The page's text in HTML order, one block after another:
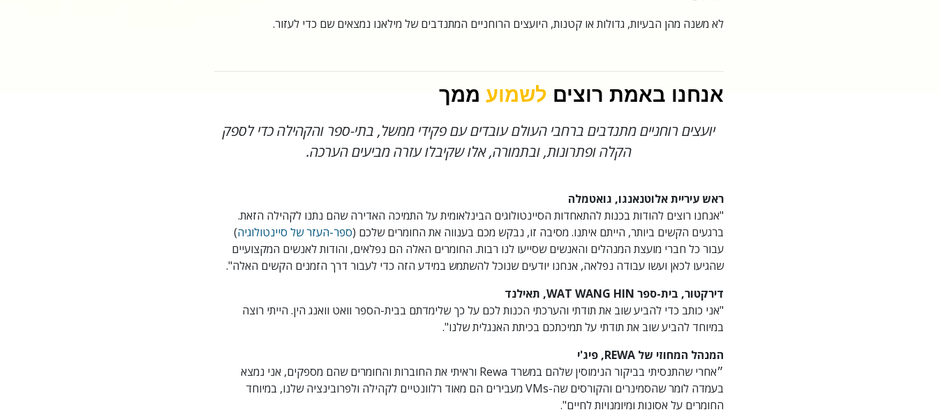
לא משנה מהן הבעיות, גדולות או קטנות, היועצים הרוחניים המתנדבים של מילאנו נמצאים שם כדי לעזור.
אנחנו באמת רוצים לשמוע ממך
יועצים רוחניים מתנדבים ברחבי העולם עובדים עם פקידי ממשל, בתי-ספר והקהילה כדי לספק
הקלה ופתרונות, ובתמורה, אלו שקיבלו עזרה מביעים הערכה.
ראש עיריית אלוטנאנגו, גואטמלה
"אנחנו רוצים להודות בכנות להתאחדות הסיינטולוגים הבינלאומית על התמיכה האדירה שהם נתנו לקהילה הזאת.
ברגעים הקשים ביותר, הייתם איתנו. מסיבה זו, נבקש מכם בענווה את החומרים שלכם (ספר-העזר של סיינטולוגיה)
עבור כל חברי מועצת המנהלים והאנשים שסייעו לנו רבות. החומרים האלה הם נפלאים, והודות לאנשים המקצועיים
שהגיעו לכאן ועשו עבודה נפלאה, אנחנו יודעים שנוכל להשתמש במידע הזה כדי לעבור דרך הזמנים הקשים האלה".
דירקטור, בית-ספר WAT WANG HIN, תאילנד
"אני כותב כדי להביע שוב את תודתי והערכתי הכנות לכם על כך שלימדתם בבית-הספר וואט וואנג הין. הייתי רוצה
במיוחד להביע שוב את תודתי על תמיכתכם בכיתת האנגלית שלנו".
המנהל המחוזי של REWA, פיג'י
״אחרי שהתנסיתי בביקור הנימוסין שלהם במשרד Rewa וראיתי את החוברות והחומרים שהם מספקים, אני נמצא
בעמדה לומר שהסמינרים והקורסים שה-VMs מעבירים הם מאוד רלוונטיים לקהילה ולפרובינציה שלנו, במיוחד
החומרים על אסונות ומיומנויות לחיים".